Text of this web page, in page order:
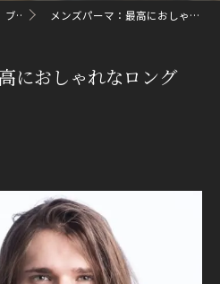
ブログ メンズパーマ：最高におしゃれなロングでする強めパーマ
におしゃれなロング